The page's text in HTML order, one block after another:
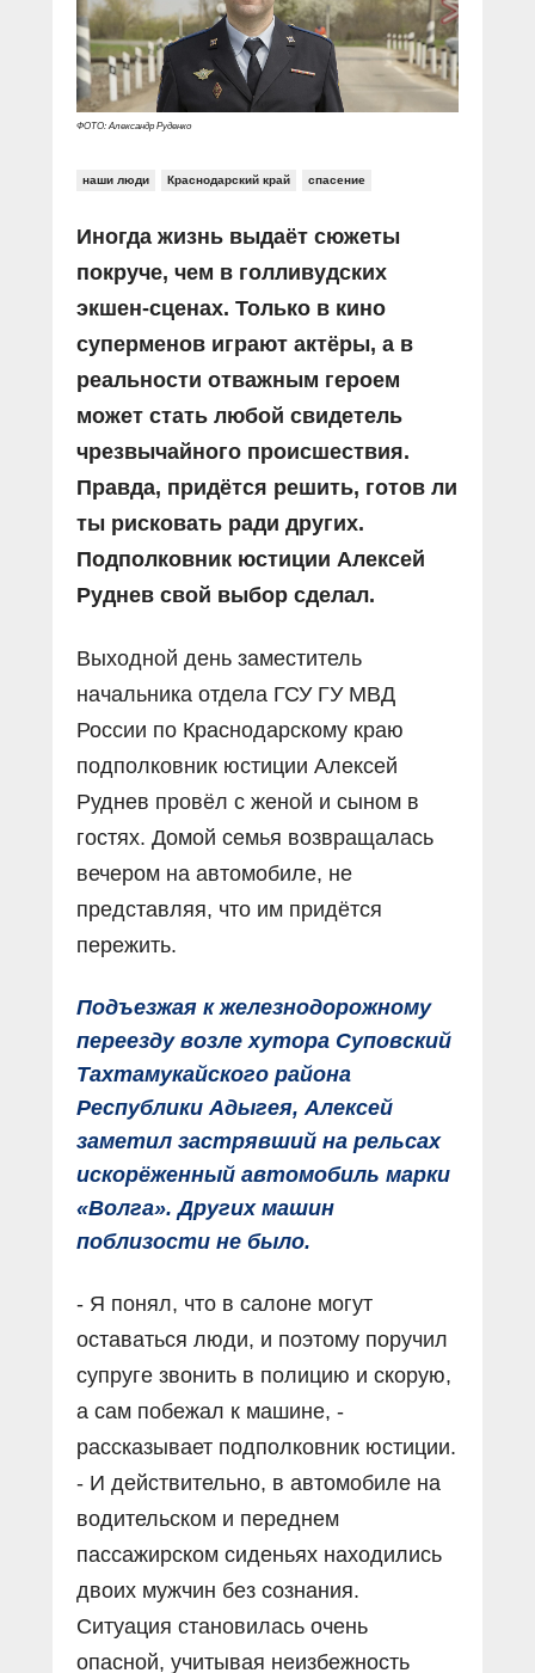
Социальные ролики
Документальные фильмы
Прямой разговор
В знании сила
Специальный репортаж
КиберПОСТОВОЙ
Газета «Щит и меч»
Журнал «Полиция России»
О ПОРТАЛЕ
Контакты
ФОТО: Александр Руденко
наши люди Краснодарский край спасение
Иногда жизнь выдаёт сюжеты
покруче, чем в голливудских
экшен-сценах. Только в кино
суперменов играют актёры, а в
реальности отважным героем
может стать любой свидетель
чрезвычайного происшествия.
Правда, придётся решить, готов ли
ты рисковать ради других.
Подполковник юстиции Алексей
Руднев свой выбор сделал.
Выходной день заместитель
начальника отдела ГСУ ГУ МВД
России по Краснодарскому краю
подполковник юстиции Алексей
Руднев провёл с женой и сыном в
гостях. Домой семья возвращалась
вечером на автомобиле, не
представляя, что им придётся
пережить.
Подъезжая к железнодорожному
переезду возле хутора Суповский
Тахтамукайского района
Республики Адыгея, Алексей
заметил застрявший на рельсах
искорёженный автомобиль марки
«Волга». Других машин
поблизости не было.
- Я понял, что в салоне могут
оставаться люди, и поэтому поручил
супруге звонить в полицию и скорую,
а сам побежал к машине, -
рассказывает подполковник юстиции.
- И действительно, в автомобиле на
водительском и переднем
пассажирском сиденьях находились
двоих мужчин без сознания.
Ситуация становилась очень
опасной, учитывая неизбежность